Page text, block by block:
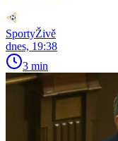
SportyŽivě
dnes, 19:38
3 min